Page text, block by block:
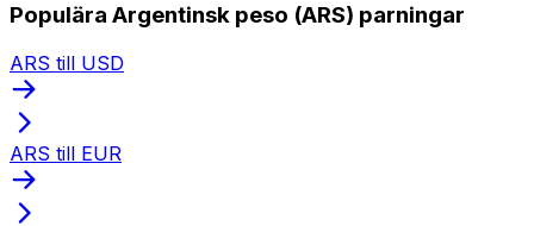
Populära Argentinsk peso (ARS) parningar
ARS till USD
ARS till EUR